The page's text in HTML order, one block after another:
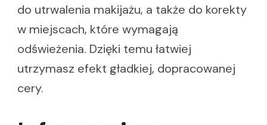
do utrwalenia makijażu, a także do korekty
w miejscach, które wymagają
odświeżenia. Dzięki temu łatwiej
utrzymasz efekt gładkiej, dopracowanej
cery.